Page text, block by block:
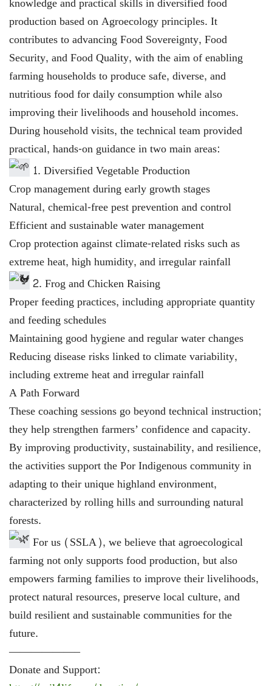
production based on Agroecology principles. It
contributes to advancing Food Sovereignty, Food
Security, and Food Quality, with the aim of enabling
farming households to produce safe, diverse, and
nutritious food for daily consumption while also
improving their livelihoods and household incomes.
During household visits, the technical team provided
practical, hands-on guidance in two main areas:
1. Diversified Vegetable Production
Crop management during early growth stages
Natural, chemical-free pest prevention and control
Efficient and sustainable water management
Crop protection against climate-related risks such as
extreme heat, high humidity, and irregular rainfall
2. Frog and Chicken Raising
Proper feeding practices, including appropriate quantity
and feeding schedules
Maintaining good hygiene and regular water changes
Reducing disease risks linked to climate variability,
including extreme heat and irregular rainfall
A Path Forward
These coaching sessions go beyond technical instruction;
they help strengthen farmers’ confidence and capacity.
By improving productivity, sustainability, and resilience,
the activities support the Por Indigenous community in
adapting to their unique highland environment,
characterized by rolling hills and surrounding natural
forests.
For us (SSLA), we believe that agroecological
farming not only supports food production, but also
empowers farming families to improve their livelihoods,
protect natural resources, preserve local culture, and
build resilient and sustainable communities for the
future.
——————–
Donate and Support: